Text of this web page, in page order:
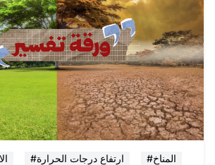
#ارتفاع درجات الحرارة #المناخ